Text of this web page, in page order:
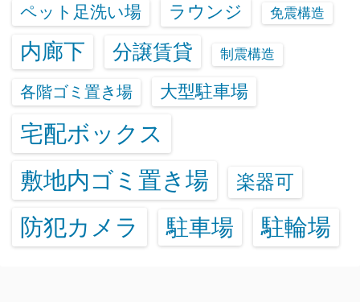
ペット足洗い場 ラウンジ 免震構造
内廊下 分譲賃貸 制震構造
各階ゴミ置き場 大型駐車場
宅配ボックス
敷地内ゴミ置き場
楽器可
防犯カメラ 駐車場 駐輪場